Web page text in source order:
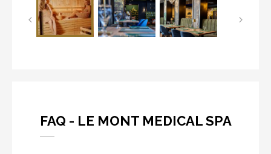
FAQ - LE MONT MEDICAL SPA